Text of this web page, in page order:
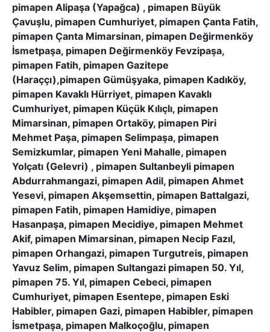
pimapen Alipaşa (Yapağca) , pimapen Büyük
Çavuşlu, pimapen Cumhuriyet, pimapen Çanta Fatih,
pimapen Çanta Mimarsinan, pimapen Değirmenköy
İsmetpaşa, pimapen Değirmenköy Fevzipaşa,
pimapen Fatih, pimapen Gazitepe
(Haraççı),pimapen Gümüşyaka, pimapen Kadıköy,
pimapen Kavaklı Hürriyet, pimapen Kavaklı
Cumhuriyet, pimapen Küçük Kılıçlı, pimapen
Mimarsinan, pimapen Ortaköy, pimapen Piri
Mehmet Paşa, pimapen Selimpaşa, pimapen
Semizkumlar, pimapen Yeni Mahalle, pimapen
Yolçatı (Gelevri) , pimapen Sultanbeyli pimapen
Abdurrahmangazi, pimapen Adil, pimapen Ahmet
Yesevi, pimapen Akşemsettin, pimapen Battalgazi,
pimapen Fatih, pimapen Hamidiye, pimapen
Hasanpaşa, pimapen Mecidiye, pimapen Mehmet
Akif, pimapen Mimarsinan, pimapen Necip Fazıl,
pimapen Orhangazi, pimapen Turgutreis, pimapen
Yavuz Selim, pimapen Sultangazi pimapen 50. Yıl,
pimapen 75. Yıl, pimapen Cebeci, pimapen
Cumhuriyet, pimapen Esentepe, pimapen Eski
Habibler, pimapen Gazi, pimapen Habibler, pimapen
İsmetpaşa, pimapen Malkoçoğlu, pimapen